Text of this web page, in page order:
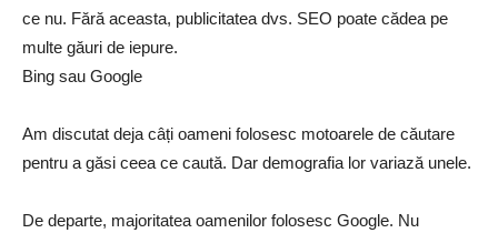
ce nu. Fără aceasta, publicitatea dvs. SEO poate cădea pe
multe găuri de iepure.
Bing sau Google
Am discutat deja câți oameni folosesc motoarele de căutare
pentru a găsi ceea ce caută. Dar demografia lor variază unele.
De departe, majoritatea oamenilor folosesc Google. Nu